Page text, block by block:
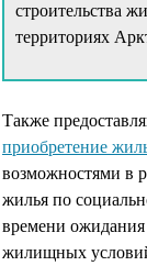
строительства
территориях
Также
приобретение
возможностями в
жилья по
времени
жилищных